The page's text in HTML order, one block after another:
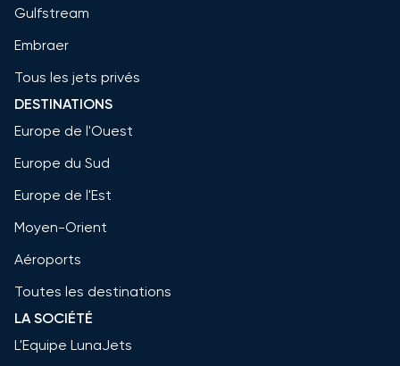
Gulfstream
Embraer
Tous les jets privés
DESTINATIONS
Europe de l'Ouest
Europe du Sud
Europe de l'Est
Moyen-Orient
Aéroports
Toutes les destinations
LA SOCIÉTÉ
L'Equipe LunaJets